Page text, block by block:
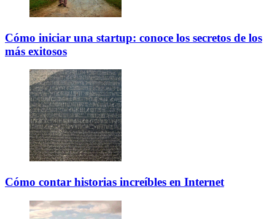
Cómo iniciar una startup: conoce los secretos de los
más exitosos
Cómo contar historias increíbles en Internet